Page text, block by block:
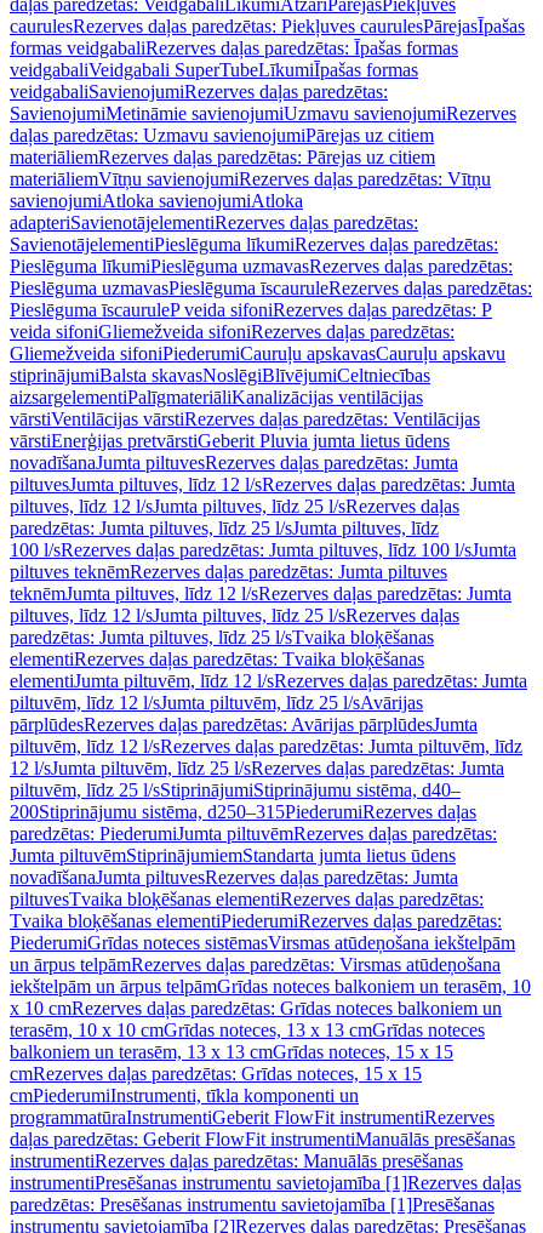
daļas paredzētas: Veidgabali LīkumiAtzari PārejasPiekļuves
caurulesRezerves daļas paredzētas: Piekļuves caurulesPārejasĪpašas
formas veidgabaliRezerves daļas paredzētas: Īpašas formas
veidgabaliVeidgabali SuperTubeLīkumiĪpašas formas
veidgabaliSavienojumiRezerves daļas paredzētas:
SavienojumiMetināmie savienojumiUzmavu savienojumiRezerves
daļas paredzētas: Uzmavu savienojumiPārejas uz citiem
materiāliemRezerves daļas paredzētas: Pārejas uz citiem
materiāliemVītņu savienojumiRezerves daļas paredzētas: Vītņu
savienojumiAtloka savienojumiAtloka
adapteriSavienotājelementiRezerves daļas paredzētas:
SavienotājelementiPieslēguma līkumiRezerves daļas paredzētas:
Pieslēguma līkumiPieslēguma uzmavasRezerves daļas paredzētas:
Pieslēguma uzmavasPieslēguma īscauruleRezerves daļas paredzētas:
Pieslēguma īscauruleP veida sifoniRezerves daļas paredzētas: P
veida sifoniGliemežveida sifoniRezerves daļas paredzētas:
Gliemežveida sifoniPiederumiCauruļu apskavasCauruļu apskavu
stiprinājumiBalsta skavasNoslēgiBlīvējumiCeltniecības
aizsargelementiPalīgmateriāliKanalizācijas ventilācijas
vārstiVentilācijas vārstiRezerves daļas paredzētas: Ventilācijas
vārstiEnerģijas pretvārstiGeberit Pluvia jumta lietus ūdens
novadīšanaJumta piltuvesRezerves daļas paredzētas: Jumta
piltuvesJumta piltuves, līdz 12 l/sRezerves daļas paredzētas: Jumta
piltuves, līdz 12 l/sJumta piltuves, līdz 25 l/sRezerves daļas
paredzētas: Jumta piltuves, līdz 25 l/sJumta piltuves, līdz
100 l/sRezerves daļas paredzētas: Jumta piltuves, līdz 100 l/sJumta
piltuves teknēmRezerves daļas paredzētas: Jumta piltuves
teknēmJumta piltuves, līdz 12 l/sRezerves daļas paredzētas: Jumta
piltuves, līdz 12 l/sJumta piltuves, līdz 25 l/sRezerves daļas
paredzētas: Jumta piltuves, līdz 25 l/sTvaika bloķēšanas
elementiRezerves daļas paredzētas: Tvaika bloķēšanas
elementiJumta piltuvēm, līdz 12 l/sRezerves daļas paredzētas: Jumta
piltuvēm, līdz 12 l/sJumta piltuvēm, līdz 25 l/sAvārijas
pārplūdesRezerves daļas paredzētas: Avārijas pārplūdesJumta
piltuvēm, līdz 12 l/sRezerves daļas paredzētas: Jumta piltuvēm, līdz
12 l/sJumta piltuvēm, līdz 25 l/sRezerves daļas paredzētas: Jumta
piltuvēm, līdz 25 l/sStiprinājumiStiprinājumu sistēma, d40–
200Stiprinājumu sistēma, d250–315PiederumiRezerves daļas
paredzētas: PiederumiJumta piltuvēmRezerves daļas paredzētas:
Jumta piltuvēmStiprinājumiemStandarta jumta lietus ūdens
novadīšanaJumta piltuvesRezerves daļas paredzētas: Jumta
piltuvesTvaika bloķēšanas elementiRezerves daļas paredzētas:
Tvaika bloķēšanas elementiPiederumiRezerves daļas paredzētas:
PiederumiGrīdas noteces sistēmasVirsmas atūdeņošana iekštelpām
un ārpus telpāmRezerves daļas paredzētas: Virsmas atūdeņošana
iekštelpām un ārpus telpāmGrīdas noteces balkoniem un terasēm, 10
x 10 cmRezerves daļas paredzētas: Grīdas noteces balkoniem un
terasēm, 10 x 10 cmGrīdas noteces, 13 x 13 cmGrīdas noteces
balkoniem un terasēm, 13 x 13 cmGrīdas noteces, 15 x 15
cmRezerves daļas paredzētas: Grīdas noteces, 15 x 15
cmPiederumiInstrumenti, tīkla komponenti un
programmatūraInstrumentiGeberit FlowFit instrumentiRezerves
daļas paredzētas: Geberit FlowFit instrumentiManuālās presēšanas
instrumentiRezerves daļas paredzētas: Manuālās presēšanas
instrumentiPresēšanas instrumentu savietojamība [1]Rezerves daļas
paredzētas: Presēšanas instrumentu savietojamība [1]Presēšanas
instrumentu savietojamība [2]Rezerves daļas paredzētas: Presēšanas